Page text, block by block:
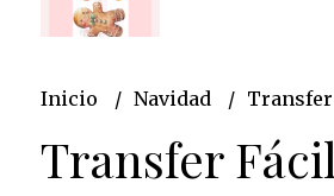
Inicio Navidad Transfer
Transfer